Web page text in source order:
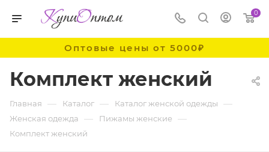
0
Оптовые цены от 5000₽
Комплект женский
Главная — Каталог — Каталог женской одежды —
Женская одежда — Пижамы женские —
Комплект женский